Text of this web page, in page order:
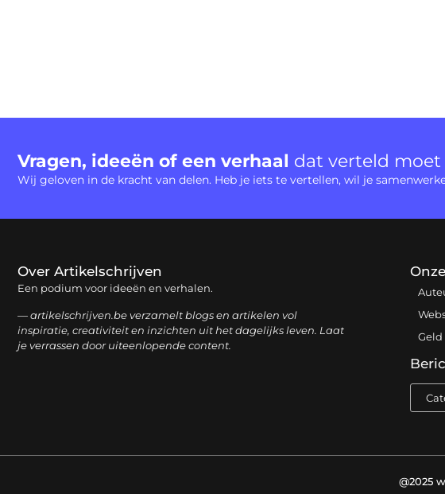
Vragen, ideeën of een verhaal dat verteld moet
Wij geloven in de kracht van delen. Heb je iets te vertellen, wil je
Over Artikelschrijven
Een podium voor ideeën en verhalen.
— artikelschrijven.be verzamelt blogs en artikelen vol
inspiratie, creativiteit en inzichten uit het dagelijks leven. Laat
je verrassen door uiteenlopende content.
Geld
@2025